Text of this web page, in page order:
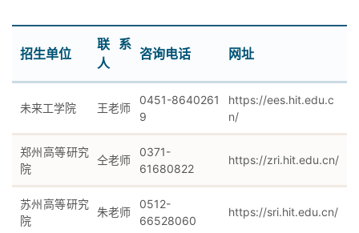
招生单位
联系
人
咨询电话 网址
未来工学院 王老师
0451-8640261
9
https://ees.hit.edu.c
n/
郑州高等研究
院
仝老师
0371-
61680822
https://zri.hit.edu.cn/
苏州高等研究
院
朱老师
0512-
66528060
https://sri.hit.edu.cn/